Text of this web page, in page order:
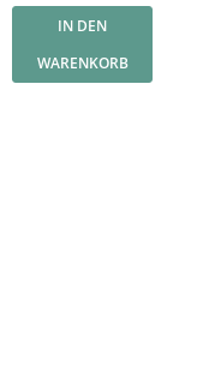
IN DEN
WARENKORB